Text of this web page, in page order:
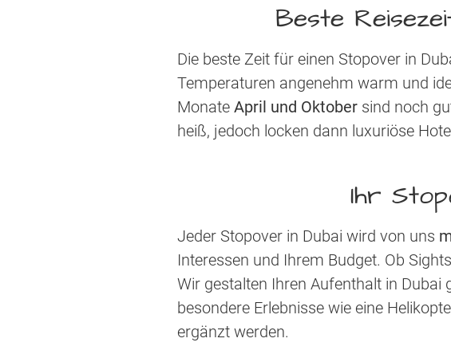
Beste
Die beste Zeit für einen Stopover in
Temperaturen angenehm warm und
Monate April und Oktober sind noch
heiß, jedoch locken dann luxuriöse
Ihr
Jeder Stopover in Dubai wird von uns
Interessen und Ihrem Budget. Ob
Wir gestalten Ihren Aufenthalt in Dubai
besondere Erlebnisse wie eine
ergänzt werden.